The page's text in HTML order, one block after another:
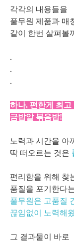
각각의 내용들을
풀무원 제품과 매
같이 한번 살펴볼
.
.
.
하나. 편한게 최
금밥알 볶음밥!
노력과 시간을 아
딱 떠오르는 것은
편리함을 위해 찾
품질을 포기한다
풀무원 은 고품질
끊임없이 노력해
그 결과물이 바로